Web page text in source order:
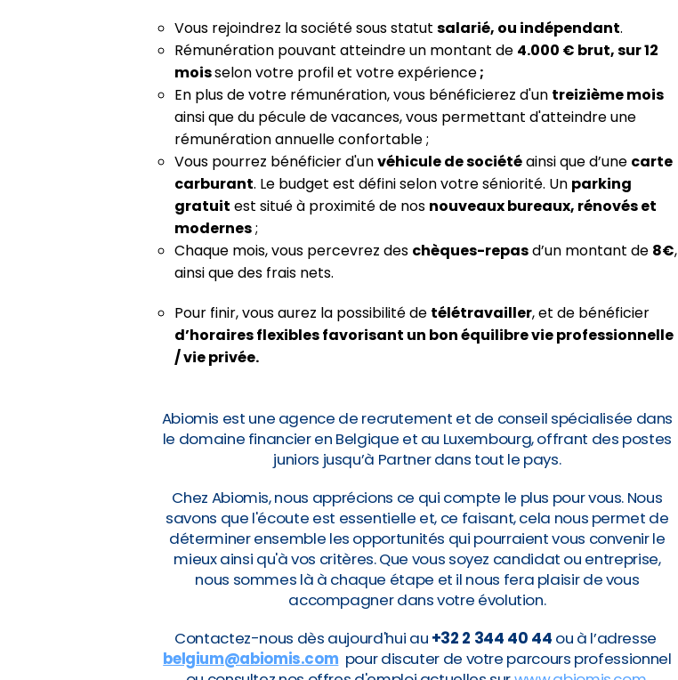
Vous rejoindrez la société sous statutsalarié, ou indépendant.
Rémunération pouvant atteindre un montant de 4.000 € brut, sur 12
moisselon votre profil et votre expérience;
En plus de votre rémunération, vous bénéficierez d'un treizième mois
ainsi que du pécule de vacances, vous permettant d'atteindre une
rémunération annuelle confortable ;
Vous pourrez bénéficier d'unvéhicule de sociétéainsi que d’une carte
carburant. Le budget est défini selon votre séniorité. Un parking
gratuit est situé à proximité de nos nouveaux bureaux, rénovés et
modernes;
Chaque mois, vous percevrez des chèques-repasd’un montant de 8€,
ainsi que des frais nets.
Pour finir, vous aurez la possibilité de télétravailler, et de bénéficier
d’horaires flexibles favorisant un bon équilibre vie professionnelle
/ vie privée.
Abiomis est une agence de recrutement et de conseil spécialisée dans
le domaine financier en Belgique et au Luxembourg, offrant des postes
juniors jusqu’à Partner dans tout le pays.
Chez Abiomis, nous apprécions ce qui compte le plus pour vous. Nous
savons que l'écoute est essentielle et, ce faisant, cela nous permet de
déterminer ensemble les opportunités qui pourraient vous convenir le
mieux ainsi qu'à vos critères. Que vous soyez candidat ou entreprise,
nous sommes là à chaque étape et il nous fera plaisir de vous
accompagner dans votre évolution.
Contactez-nous dès aujourd'hui au +32 2 344 40 44 ou à l’adresse
belgium@abiomis.com pour discuter de votre parcours professionnel